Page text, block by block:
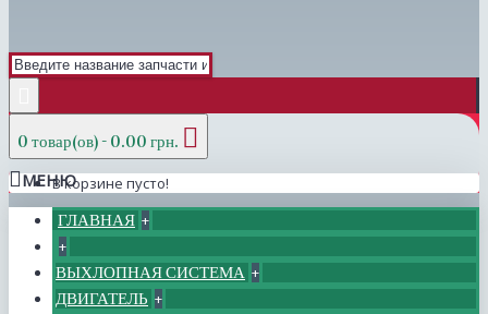
0 товар(ов) - 0.00 грн.
В корзине пусто!
МЕНЮ
ГЛАВНАЯ +
+
ВЫХЛОПНАЯ СИСТЕМА +
ДВИГАТЕЛЬ +